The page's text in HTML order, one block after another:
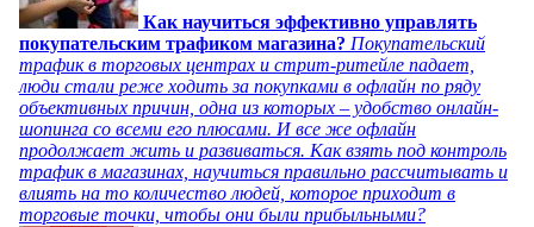
Как научиться эффективно управлять
покупательским трафиком магазина? Покупательский
трафик в торговых центрах и стрит-ритейле падает,
люди стали реже ходить за покупками в офлайн по ряду
объективных причин, одна из которых – удобство онлайн-
шопинга со всеми его плюсами. И все же офлайн
продолжает жить и развиваться. Как взять под контроль
трафик в магазинах, научиться правильно рассчитывать и
влиять на то количество людей, которое приходит в
торговые точки, чтобы они были прибыльными?